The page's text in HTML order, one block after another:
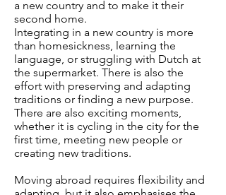
a new country and to make it their
second home.
Integrating in a new country is more
than homesickness, learning the
language, or struggling with Dutch at
the supermarket. There is also the
effort with preserving and adapting
traditions or finding a new purpose.
There are also exciting moments,
whether it is cycling in the city for the
first time, meeting new people or
creating new traditions.
Moving abroad requires flexibility and